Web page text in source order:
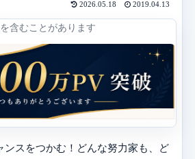
2026.05.18 2019.04.13
含むことがあります
ンスをつかむ！どんな努力家も、ど